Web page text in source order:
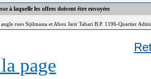
à laquelle les offres doivent être envoyées
rues Sijilmassa et Abou Jarir Tabari B.P. 1196-Quartier
page